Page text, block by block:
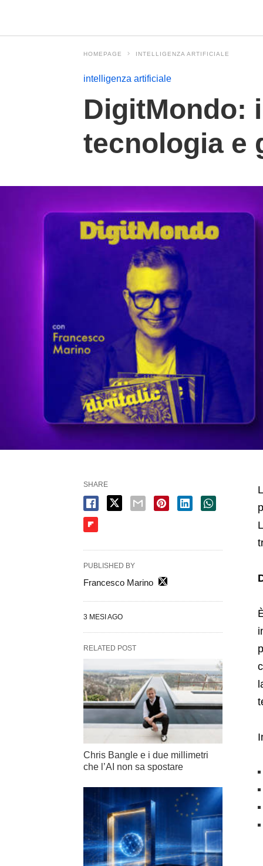
HOMEPAGE INTELLIGENZA ARTIFICIALE
intelligenza artificiale
DigitMondo:
tecnologia e
SHARE
PUBLISHED BY
Francesco Marino
3 MESI AGO
RELATED POST
Chris Bangle e i due millimetri
che l’AI non sa spostare